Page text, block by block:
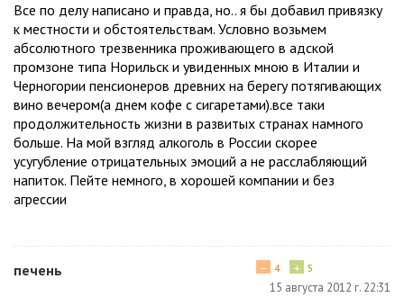
Все по делу написано и правда, но.. я бы добавил привязку
к местности и обстоятельствам. Условно возьмем
абсолютного трезвенника проживающего в адской
промзоне типа Норильск и увиденных мною в Италии и
Черногории пенсионеров древних на берегу потягивающих
вино вечером(а днем кофе с сигаретами).все таки
продолжительность жизни в развитых странах намного
больше. На мой взгляд алкоголь в России скорее
усугубление отрицательных эмоций а не расслабляющий
напиток. Пейте немного, в хорошей компании и без
агрессии
печень + 5
− 4
15 августа 2012 г. 22:31